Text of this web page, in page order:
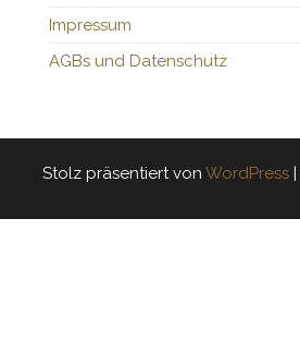
Impressum
AGBs und Datenschutz
Stolz präsentiert von WordPress |